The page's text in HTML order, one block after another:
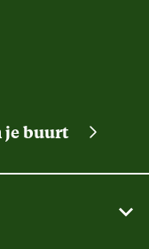
je buurt